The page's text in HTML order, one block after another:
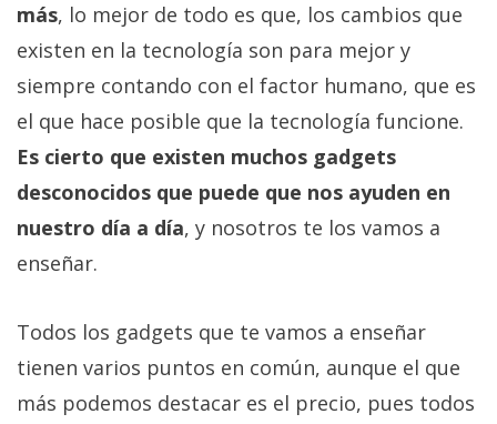
Contacto
/
nosotros
/
Publicidad
/
opciones
de
/
Legal
más, lo mejor de todo es que, los cambios que
existen en la tecnología son para mejor y
siempre contando con el factor humano, que es
el que hace posible que la tecnología funcione.
Es cierto que existen muchos gadgets
desconocidos que puede que nos ayuden en
nuestro día a día, y nosotros te los vamos a
enseñar.
Todos los gadgets que te vamos a enseñar
tienen varios puntos en común, aunque el que
más podemos destacar es el precio, pues todos